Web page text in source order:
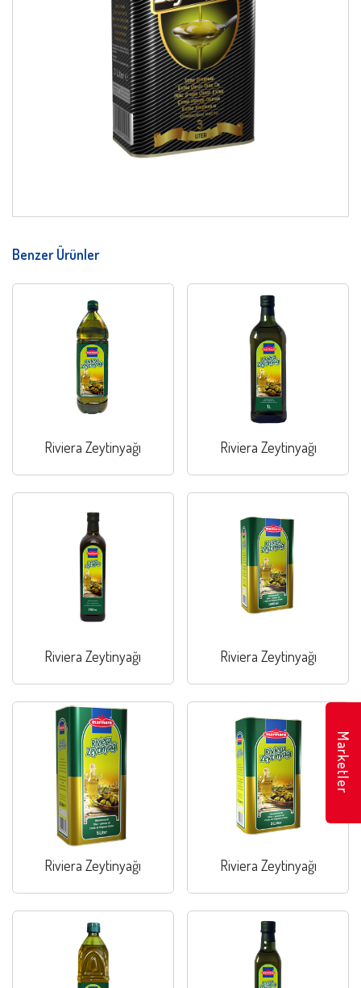
Benzer Ürünler
Riviera Zeytinyağı Riviera Zeytinyağı
Riviera Zeytinyağı Riviera Zeytinyağı
Riviera Zeytinyağı Riviera Zeytinyağı
Marketler